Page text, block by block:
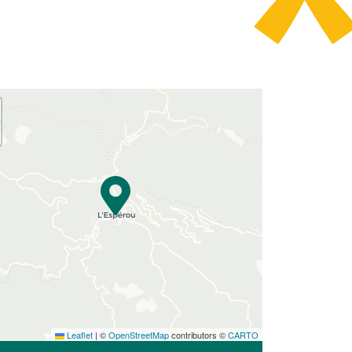
Leaflet | ©OpenStreetMapcontributors ©CARTO